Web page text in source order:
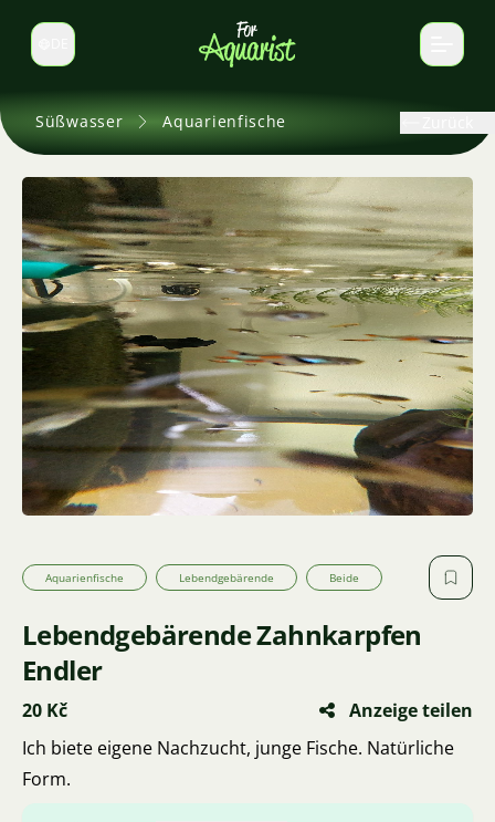
Sprache wechseln
Süßwasser Aquarienfische
Aquarienfische Lebendgebärende Beide
Lebendgebärende Zahnkarpfen
Endler
20 Kč
Anzeige teilen
Ich biete eigene Nachzucht, junge Fische. Natürliche
Form.